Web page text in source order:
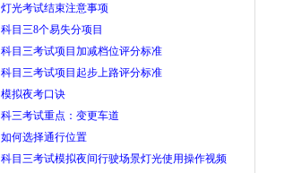
灯光考试结束注意事项
科目三8个易失分项目
科目三考试项目加减档位评分标准
科目三考试项目起步上路评分标准
模拟夜考口诀
科三考试重点：变更车道
如何选择通行位置
科目三考试模拟夜间行驶场景灯光使用操作视频